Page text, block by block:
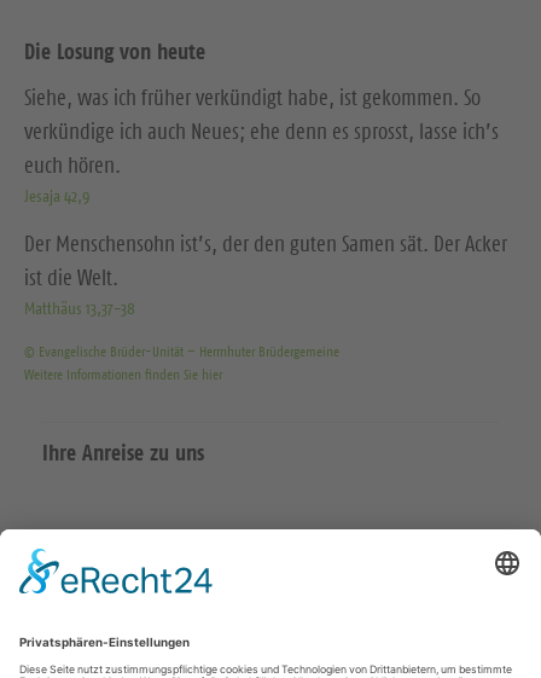
Die Losung von heute
Siehe, was ich früher verkündigt habe, ist gekommen. So
verkündige ich auch Neues; ehe denn es sprosst, lasse ich’s
euch hören.
Jesaja 42,9
Der Menschensohn ist’s, der den guten Samen sät. Der Acker
ist die Welt.
Matthäus 13,37-38
© Evangelische Brüder-Unität – Herrnhuter Brüdergemeine
Weitere Informationen finden Sie hier
Ihre Anreise zu uns